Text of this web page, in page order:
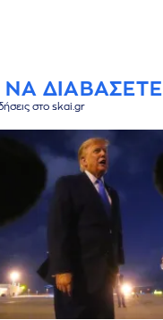
ΝΑ ΔΙΑΒΑΣΕΤΕ
στο skai.gr